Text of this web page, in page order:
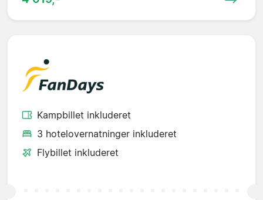
Kampbillet inkluderet
3 hotelovernatninger inkluderet
Flybillet inkluderet